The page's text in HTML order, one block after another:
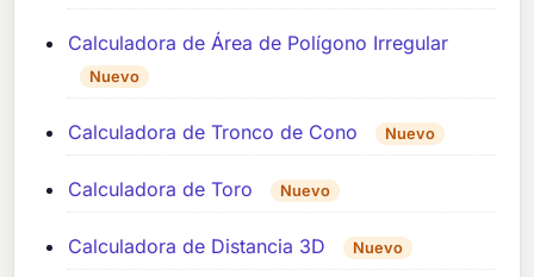
Calculadora de Área de Polígono Irregular
Nuevo
Calculadora de Tronco de Cono Nuevo
Calculadora de Toro Nuevo
Calculadora de Distancia 3D Nuevo